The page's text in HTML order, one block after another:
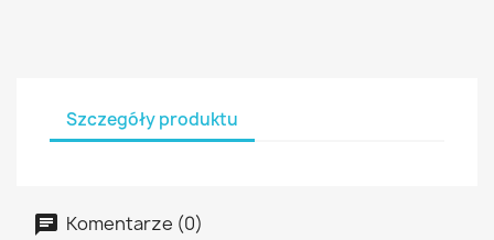
Szczegóły produktu
Komentarze (0)